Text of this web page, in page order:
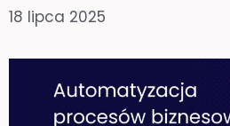
18 lipca 2025